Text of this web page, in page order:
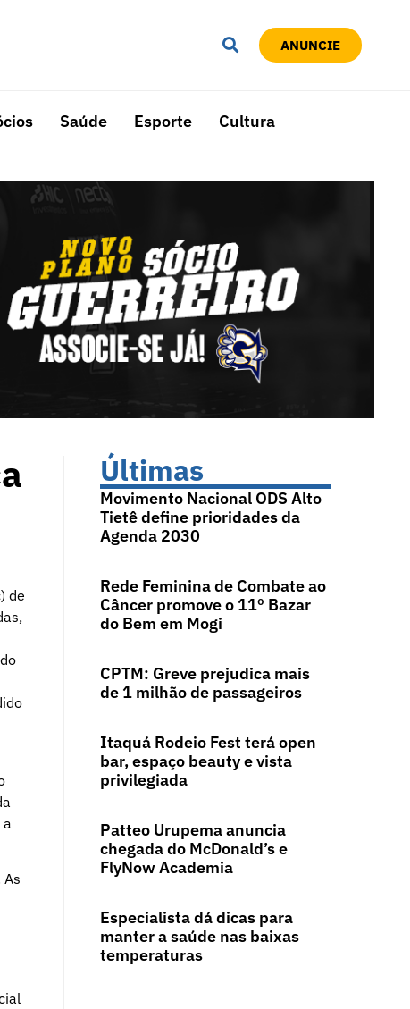
ANUNCIE
Saúde Esporte Cultura
de
Últimas
Movimento Nacional ODS Alto
Tietê define prioridades da
Agenda 2030
Rede Feminina de Combate ao
Câncer promove o 11º Bazar
do Bem em Mogi
CPTM: Greve prejudica mais
de 1 milhão de passageiros
Itaquá Rodeio Fest terá open
bar, espaço beauty e vista
privilegiada
Patteo Urupema anuncia
chegada do McDonald’s e
FlyNow Academia
Especialista dá dicas para
manter a saúde nas baixas
temperaturas